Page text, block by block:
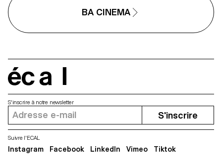
BA CINEMA
S'inscrire à notre newsletter
S'inscrire
Suivre l'ECAL
Instagram Facebook LinkedIn Vimeo Tiktok